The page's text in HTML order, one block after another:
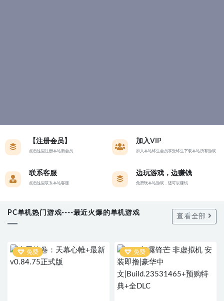
【注册会员】
点击这里注册本站新会员
加入VIP
加入本站终生会员享受终生下载本站所有游戏
联系客服
点击这里联系本站客服
边玩游戏，边赚钱
免费玩本站游戏，还可以赚钱
PC单机热门游戏----最近火爆的单机游戏 查看全部
免费 免费